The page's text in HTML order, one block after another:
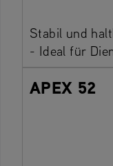
Stabil und
- Ideal für
APEX 52